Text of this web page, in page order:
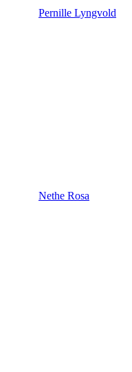
Pernille Lyngvold
Nethe Rosa